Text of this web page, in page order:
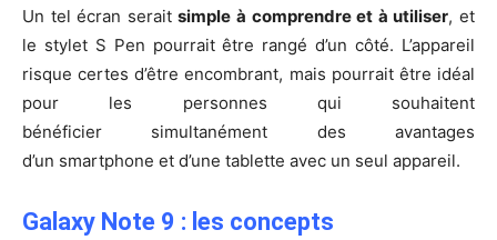
Un tel écran seraitsimple à comprendre et à utiliser, et
le stylet S Pen pourrait être rangé d’un côté. L’appareil
risque certes d’être encombrant, mais pourrait être idéal
pour les personnes qui souhaitent
bénéficier simultanément des avantages
d’un smartphone et d’une tablette avec un seul appareil.
Galaxy Note 9 : les concepts